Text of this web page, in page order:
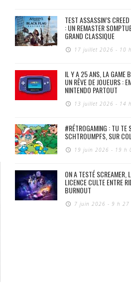
TEST ASSASSIN’S
: UN REMASTER
GRAND CLASSIQUE
17 juillet 2026 - 10
IL Y A 25 ANS, LA GAME
UN RÊVE DE JOUEURS :
NINTENDO PARTOUT
13 juillet 2026 - 14
#RÉTROGAMING : TU TE
SCHTROUMPFS, SUR
19 juin 2026 - 19 h
ON A TESTÉ SCREAMER,
LICENCE CULTE ENTRE
BURNOUT
7 juin 2026 - 9 h 27